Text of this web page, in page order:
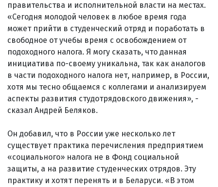
правительства и исполнительной власти на местах.
«Сегодня молодой человек в любое время года
может прийти в студенческий отряд и поработать в
свободное от учебы время с освобождением от
подоходного налога. Я могу сказать, что данная
инициатива по-своему уникальна, так как аналогов
в части подоходного налога нет, например, в России,
хотя мы тесно общаемся с коллегами и анализируем
аспекты развития студотрядовского движения», -
сказал Андрей Беляков.
Он добавил, что в России уже несколько лет
существует практика перечисления предприятием
«социального» налога не в Фонд социальной
защиты, а на развитие студенческих отрядов. Эту
практику и хотят перенять и в Беларуси. «В этом